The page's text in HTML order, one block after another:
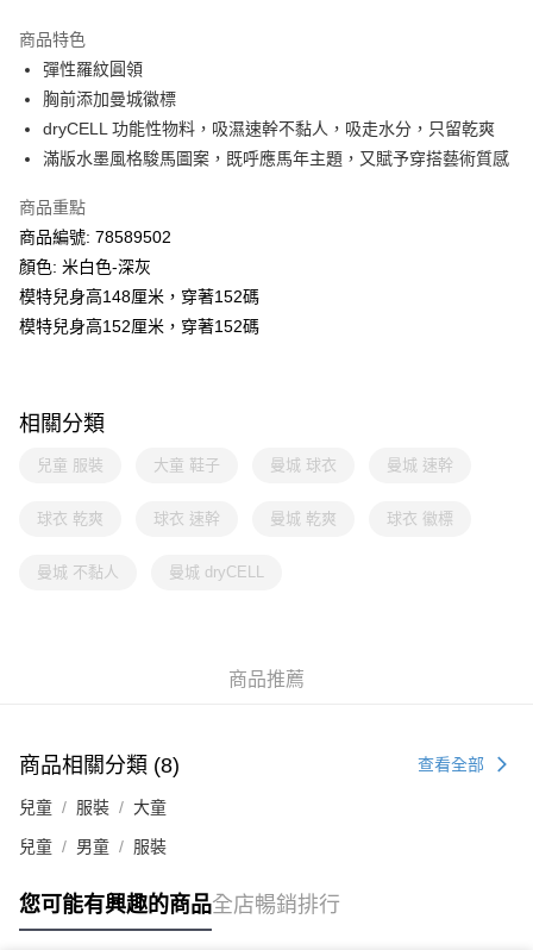
Alipay, PayMe, WeChat Pay, UnionPay, FPS
送貨方式
單筆訂單淨值滿$399可享免運費優惠
每筆HK$30.00，滿HK$399.00或以上免運費
商品特色
彈性羅紋圓領
胸前添加曼城徽標
dryCELL 功能性物料，吸濕速幹不黏人，吸走水分，只留乾爽
滿版水墨風格駿馬圖案，既呼應馬年主題，又賦予穿搭藝術質感
商品重點
商品編號: 78589502
顏色: 米白色-深灰
模特兒身高148厘米，穿著152碼
模特兒身高152厘米，穿著152碼
相關分類
兒童 服裝 大童 鞋子 曼城 球衣 曼城 速幹
球衣 乾爽 球衣 速幹 曼城 乾爽 球衣 徽標
曼城 不黏人 曼城 dryCELL
商品推薦
商品相關分類 (8) 查看全部
兒童 服裝 大童
兒童 男童 服裝
您可能有興趣的商品全店暢銷排行